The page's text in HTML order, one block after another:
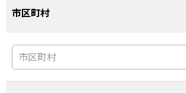
市区町村